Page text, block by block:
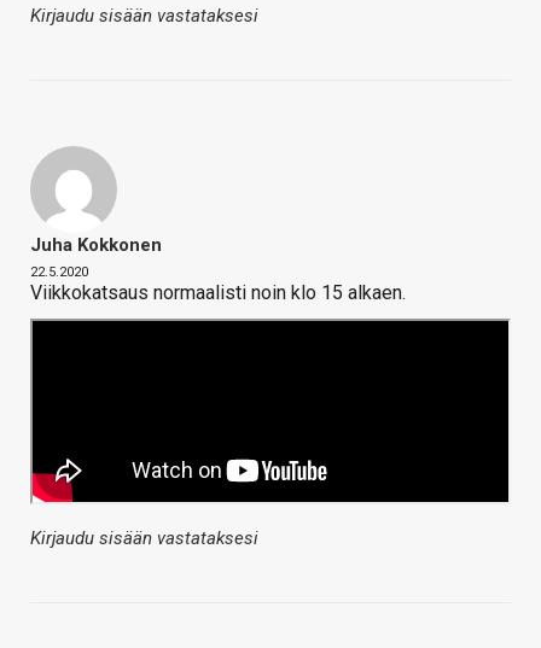
Kirjaudu sisään vastataksesi
Juha Kokkonen
22.5.2020
Viikkokatsaus normaalisti noin klo 15 alkaen.
Kirjaudu sisään vastataksesi